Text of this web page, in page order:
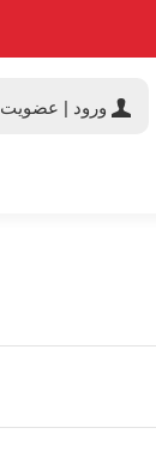
ورود | عضویت